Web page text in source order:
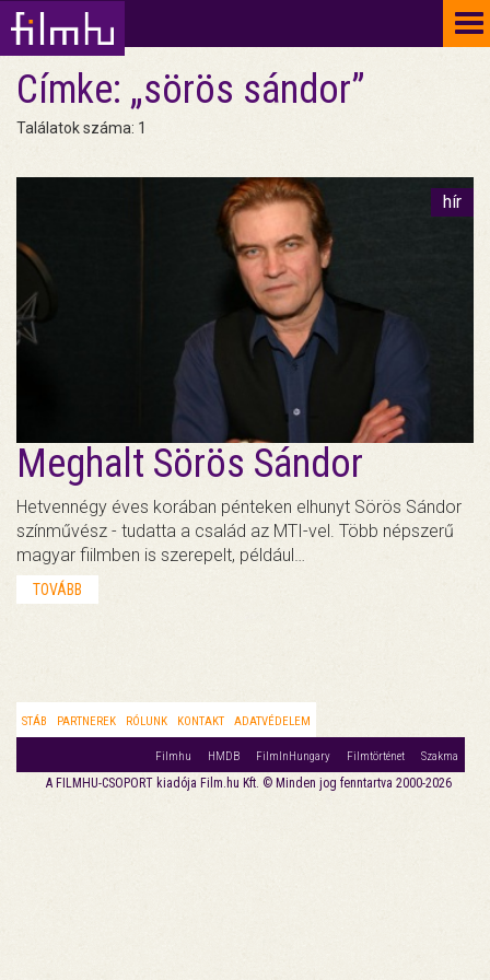
Címke: „sörös sándor”
Találatok száma: 1
hír
Meghalt Sörös Sándor
Hetvennégy éves korában pénteken elhunyt Sörös Sándor
színművész - tudatta a család az MTI-vel. Több népszerű
magyar fiilmben is szerepelt, például…
TOVÁBB
STÁB PARTNEREK RÓLUNK KONTAKT ADATVÉDELEM
Filmhu HMDB FilmInHungary Filmtörténet Szakma
A FILMHU-CSOPORT kiadója Film.hu Kft. © Minden jog fenntartva 2000-2026